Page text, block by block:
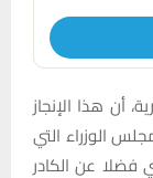
أن هذا الإنجاز
الوزراء التي
فضلا عن الكادر